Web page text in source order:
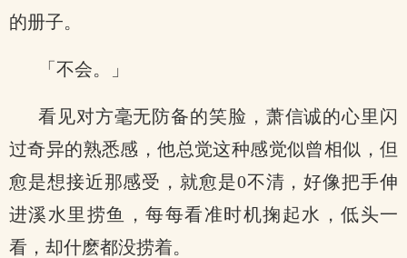
的册子。
「不会。」
看见对方毫无防备的笑脸，萧信诚的心里闪
过奇异的熟悉感，他总觉这种感觉似曾相似，但
愈是想接近那感受，就愈是0不清，好像把手伸
进溪水里捞鱼，每每看准时机掬起水，低头一
看，却什麽都没捞着。